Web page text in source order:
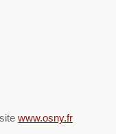
www.osny.fr